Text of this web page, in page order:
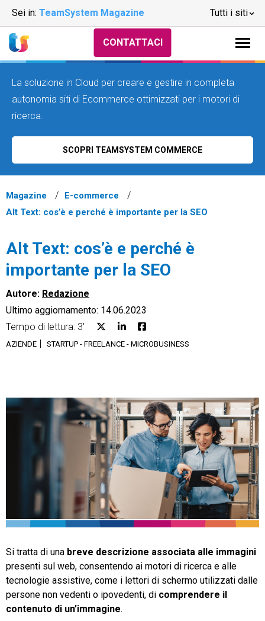
Sei in: TeamSystem Magazine Tutti i siti
CRM
Fatturazione
Trust Services
TeamSystem Corporate
TeamSystem Store
CONTATTACI
La soluzione in Cloud per creare e gestire in completa
autonomia siti di Ecommerce ottimizzati per i motori di
ricerca.
SCOPRI TEAMSYSTEM COMMERCE
Magazine
E-commerce
Alt Text: cos’è e perché è importante per la SEO
Alt Text: cos’è e perché è
importante per la SEO
Autore: Redazione
Ultimo aggiornamento: 14.06.2023
Tempo di lettura: 3'
AZIENDE STARTUP - FREELANCE - MICROBUSINESS
Si tratta di una breve descrizione associata alle immagini
presenti sul web, consentendo ai motori di ricerca e alle
tecnologie assistive, come i lettori di schermo utilizzati dalle
persone non vedenti o ipovedenti, di comprendere il
contenuto di un’immagine.